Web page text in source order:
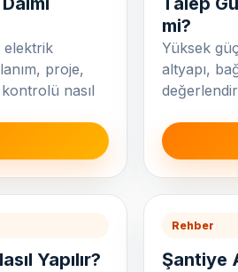
elektrik
proje,
nasıl
mi?
Yüksek
altyapı,
Yapılır?
Rehber
Şantiye